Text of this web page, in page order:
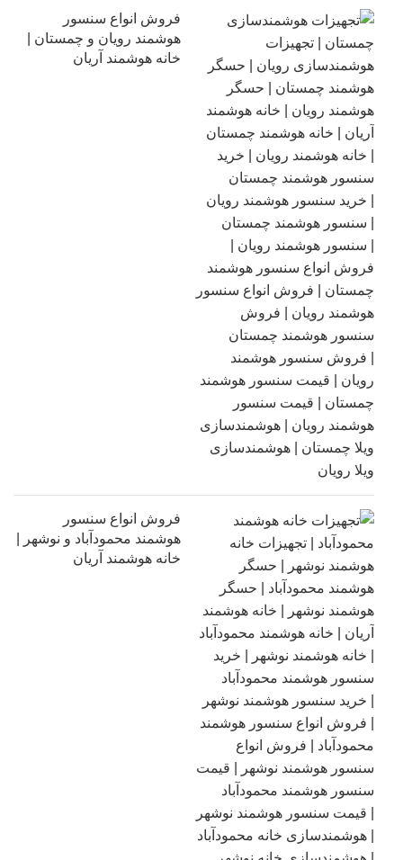
فروش انواع سنسور
هوشمند رویان و چمستان |
خانه هوشمند آریان
فروش انواع سنسور
هوشمند محمودآباد و نوشهر |
خانه هوشمند آریان